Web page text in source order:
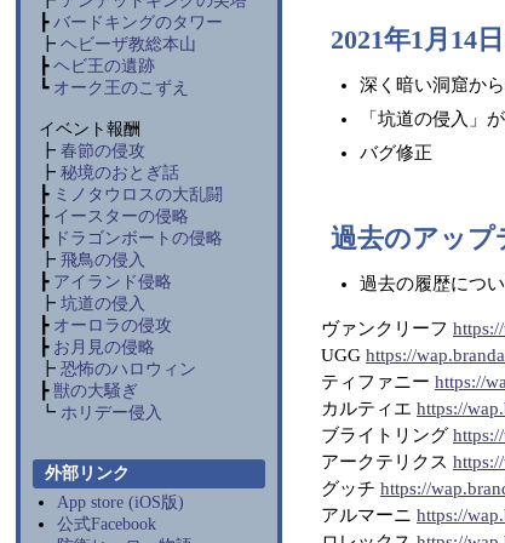
2021年1月14日
深く暗い洞窟か
「坑道の侵入」
バグ修正
過去のアップ
過去の履歴につ
ヴァンクリーフ
UGG https://
ティファニー https://
カルティエ https://
ブライトリング
アークテリクス
グッチ https://
アルマーニ https://
┣バードキングのタワー
┣ヘビーザ教総本山
┣ヘビ王の遺跡
┗ オーク王のこずえ
イベント報酬
┣春節の侵攻
┣秘境のおとぎ話
┣ ミノタウロスの大乱闘
┣ イースターの侵略
┣ ドラゴンボートの侵略
┣飛鳥の侵入
┣ アイランド侵略
┣坑道の侵入
┣ オーロラの侵攻
┣ お月見の侵略
┣恐怖のハロウィン
┣獣の大騒ぎ
┗ホリデー侵入
外部リンク
App store (iOS版)
公式Facebook